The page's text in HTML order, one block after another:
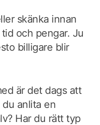
skänka innan
och pengar. Ju
billigare blir
är det dags att
anlita en
Har du rätt typ